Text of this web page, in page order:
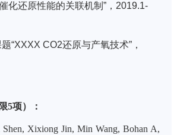
化还原性能的关联机制”，2019.1-
“XXXX CO2还原与产氧技术”，
5项）：
Xixiong Jin, Min Wang, Bohan A,